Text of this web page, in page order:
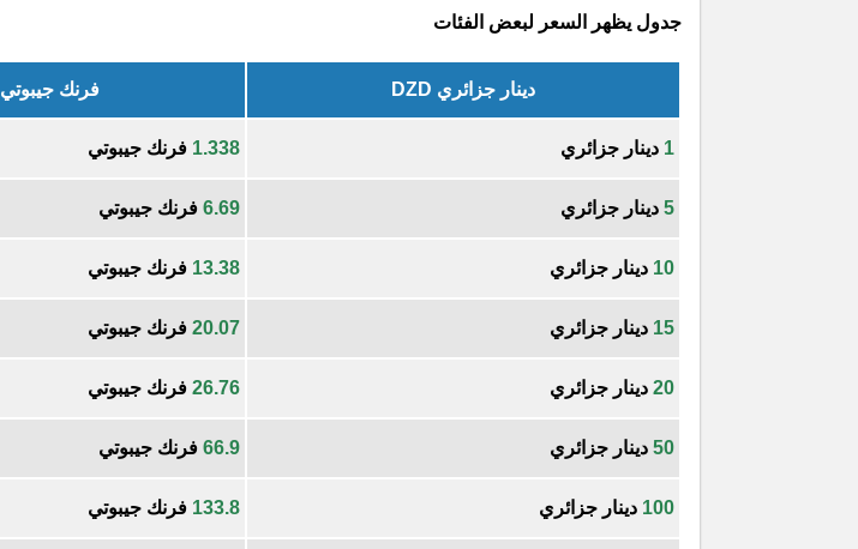
جدول يظهر السعر لبعض الفئات
دينار جزائري DZD فرنك جيبوتي DJF
1 دينار جزائري 1.338 فرنك جيبوتي
5 دينار جزائري 6.69 فرنك جيبوتي
10 دينار جزائري 13.38 فرنك جيبوتي
15 دينار جزائري 20.07 فرنك جيبوتي
20 دينار جزائري 26.76 فرنك جيبوتي
50 دينار جزائري 66.9 فرنك جيبوتي
100 دينار جزائري 133.8 فرنك جيبوتي